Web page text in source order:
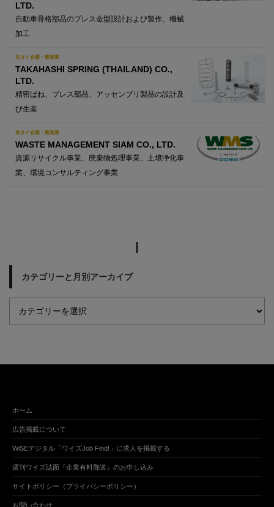
LTD.
自動車骨格部品のプレス金型設計および製作、機械
加工
在タイ企業・製造業
TAKAHASHI SPRING (THAILAND) CO.,
LTD.
精密ばね、プレス部品、アッセンブリ製品の設計及
び生産
在タイ企業・製造業
WASTE MANAGEMENT SIAM CO., LTD.
資源リサイクル事業、廃棄物処理事業、土壌浄化事
業、環境コンサルティング事業
カテゴリーと月別アーカイブ
ホーム
広告掲載について
WiSEデジタル「ワイズJob Find!」に求人を掲載する
週刊ワイズ誌面『企業有料郵送』のお申し込み
サイトポリシー（プライバシーポリシー）
お問い合わせ